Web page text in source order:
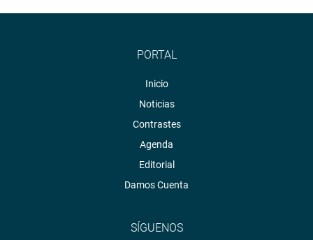
PORTAL
Inicio
Noticias
Contrastes
Agenda
Editorial
Damos Cuenta
SÍGUENOS